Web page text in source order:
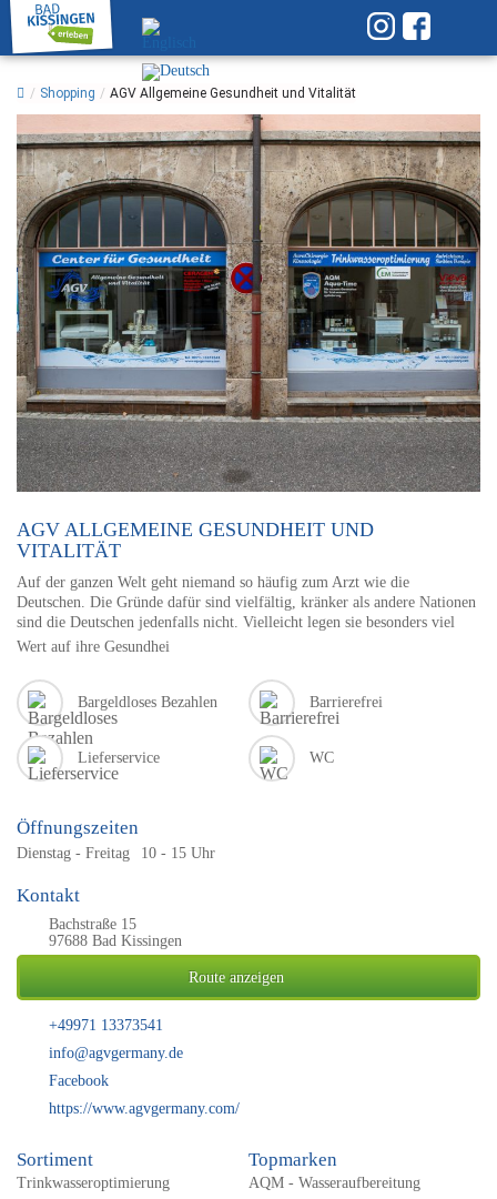
/ Shopping / AGV Allgemeine Gesundheit und Vitalität
AGV ALLGEMEINE GESUNDHEIT UND
VITALITÄT
Auf der ganzen Welt geht niemand so häufig zum Arzt wie die
Deutschen. Die Gründe dafür sind vielfältig, kränker als andere Nationen
sind die Deutschen jedenfalls nicht. Vielleicht legen sie besonders viel
Wert auf ihre Gesundhei
Bargeldloses Bezahlen Barrierefrei
Lieferservice WC
Öffnungszeiten
Dienstag - Freitag 10 - 15 Uhr
Kontakt
Bachstraße 15
97688 Bad Kissingen
Route anzeigen
+49971 13373541
info@agvgermany.de
Facebook
https://www.agvgermany.com/
Sortiment
Trinkwasseroptimierung
Topmarken
AQM - Wasseraufbereitung